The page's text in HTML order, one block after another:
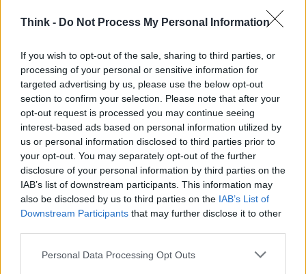
Think - Do Not Process My Personal Information
If you wish to opt-out of the sale, sharing to third parties, or
processing of your personal or sensitive information for
targeted advertising by us, please use the below opt-out
section to confirm your selection. Please note that after your
opt-out request is processed you may continue seeing
interest-based ads based on personal information utilized by
us or personal information disclosed to third parties prior to
your opt-out. You may separately opt-out of the further
disclosure of your personal information by third parties on the
IAB’s list of downstream participants. This information may
also be disclosed by us to third parties on the IAB’s List of
Downstream Participants that may further disclose it to other
Please note that this website/app uses one or more Google
Personal Data Processing Opt Outs
AUTORE